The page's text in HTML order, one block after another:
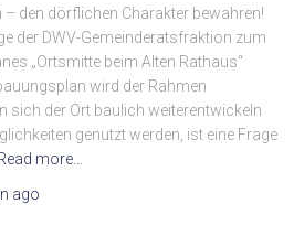
den dörflichen Charakter bewahren!
der DWV-Gemeinderatsfraktion zum
„Ortsmitte beim Alten Rathaus“
wird der Rahmen
sich der Ort baulich weiterentwickeln
genutzt werden, ist eine Frage
more…
ago